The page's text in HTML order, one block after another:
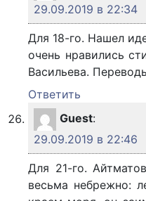
29.09.2019 в 22:34
Для 18-го. Нашел
очень нравились
Васильева.
Ответить
Guest:
29.09.2019 в 22:46
Для 21-го.
весьма небрежно: